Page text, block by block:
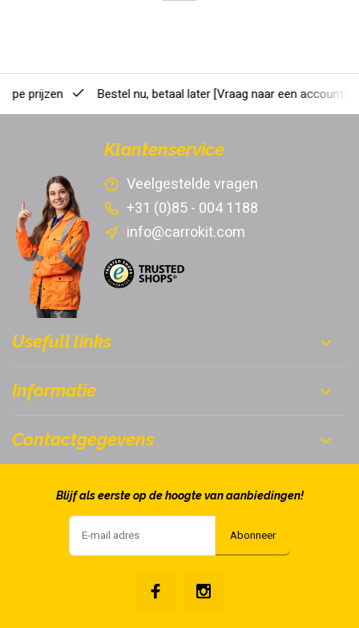
prijzen Bestel nu, betaal later[Vraag naar een account]
Klantenservice
Veelgestelde vragen
+31 (0)85 - 004 1188
info@carrokit.com
Usefull links
Informatie
Contactgegevens
Blijf als eerste op de hoogte van aanbiedingen!
Abonneer